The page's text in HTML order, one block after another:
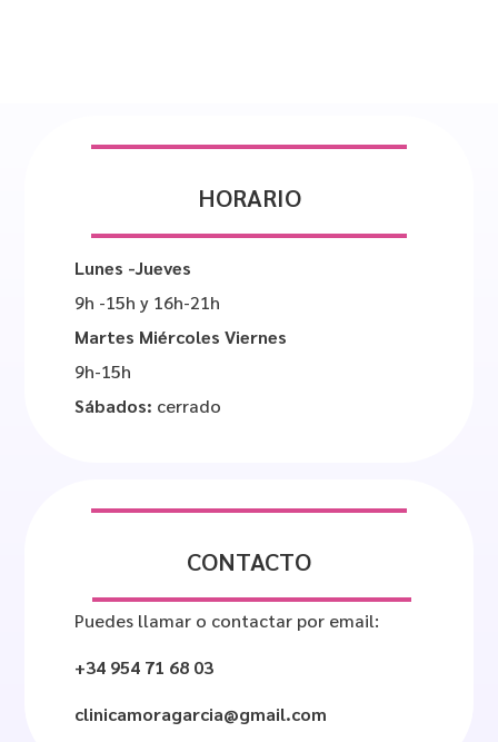
HORARIO
Lunes -Jueves
9h -15h y 16h-21h
Martes Miércoles Viernes
9h-15h
Sábados: cerrado
CONTACTO
Puedes llamar o contactar por email:
+34 954 71 68 03
clinicamoragarcia@gmail.com